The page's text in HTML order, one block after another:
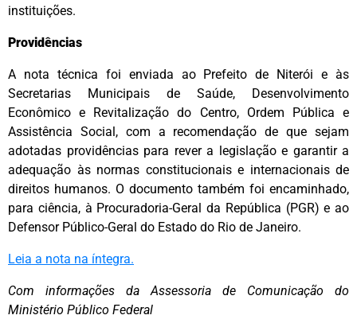
instituições.
Providências
A nota técnica foi enviada ao Prefeito de Niterói e às
Secretarias Municipais de Saúde, Desenvolvimento
Econômico e Revitalização do Centro, Ordem Pública e
Assistência Social, com a recomendação de que sejam
adotadas providências para rever a legislação e garantir a
adequação às normas constitucionais e internacionais de
direitos humanos. O documento também foi encaminhado,
para ciência, à Procuradoria-Geral da República (PGR) e ao
Defensor Público-Geral do Estado do Rio de Janeiro.
Leia a nota na íntegra.
Com informações da Assessoria de Comunicação do
Ministério Público Federal